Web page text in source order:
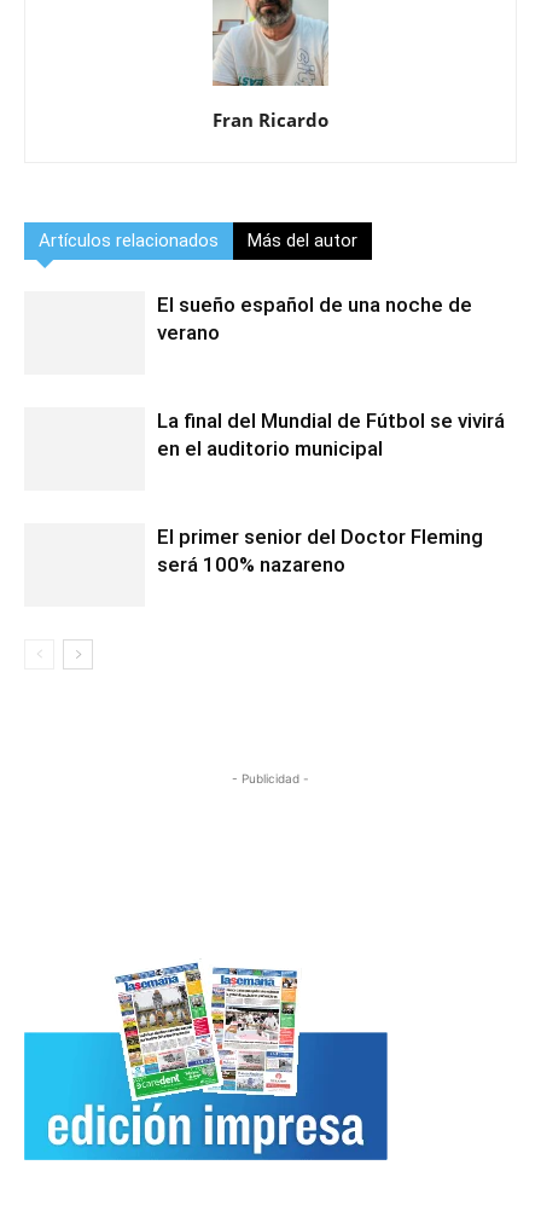
Fran Ricardo
Artículos relacionados Más del autor
El sueño español de una noche de
verano
La final del Mundial de Fútbol se vivirá
en el auditorio municipal
El primer senior del Doctor Fleming
será 100% nazareno
- Publicidad -